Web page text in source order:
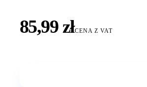
85,99 złCENA Z VAT